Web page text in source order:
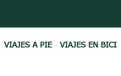
VIAJES A PIE VIAJES EN BICI